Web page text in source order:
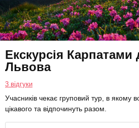
Екскурсія Карпатами
Львова
3 відгуки
Учасників чекає груповий тур, в якому
цікавого та відпочинуть разом.